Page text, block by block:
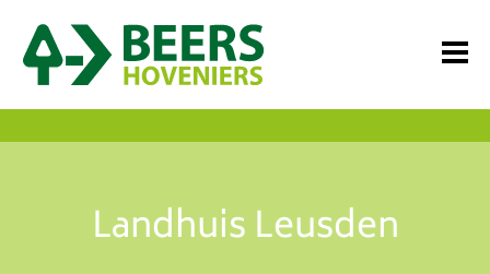
Landhuis Leusden